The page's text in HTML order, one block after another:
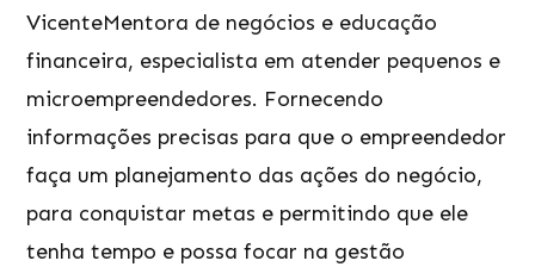
VicenteMentora de negócios e educação
financeira, especialista em atender pequenos e
microempreendedores. Fornecendo
informações precisas para que o empreendedor
faça um planejamento das ações do negócio,
para conquistar metas e permitindo que ele
tenha tempo e possa focar na gestão